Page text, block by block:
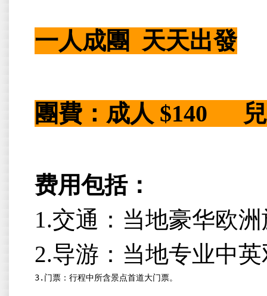
一人成團 天天出發
團費： 成人 $140 兒
费用包括：
1.交通：当地豪华欧
2.导游：当地专业中
3. 门票：行程中所含景点首道大门票。